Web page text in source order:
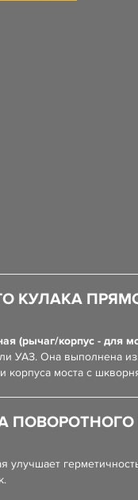
КУЛАКА
(рычаг/корпус - для
УАЗ. Она выполнена
корпуса моста с
улучшает